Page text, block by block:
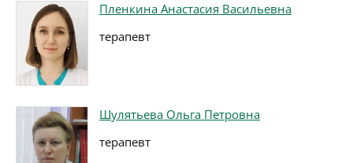
Пленкина Анастасия Васильевна
терапевт
Шулятьева Ольга Петровна
терапевт